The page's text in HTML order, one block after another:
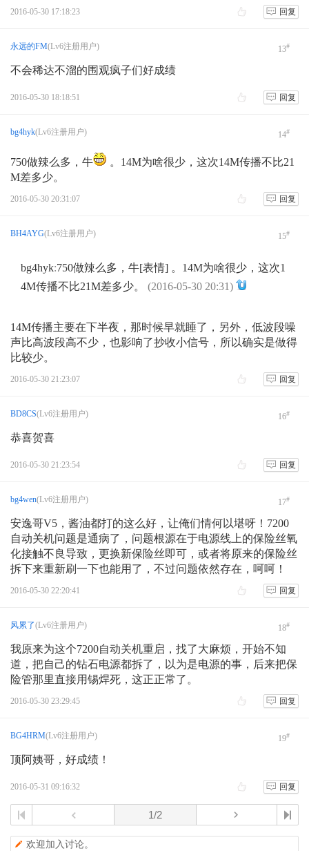
2016-05-30 17:18:23 回复
永远的FM(Lv6注册用户) 13#
不会稀达不溜的围观疯子们好成绩
2016-05-30 18:18:51 回复
bg4hyk(Lv6注册用户) 14#
750做辣么多，牛
。14M为啥很少，这次14M传播不比21
M差多少。
2016-05-30 20:31:07 回复
BH4AYG(Lv6注册用户) 15#
bg4hyk:750做辣么多，牛[表情] 。14M为啥很少，这次1
4M传播不比21M差多少。
(2016-05-30 20:31)
14M传播主要在下半夜，那时候早就睡了，另外，低波段噪
声比高波段高不少，也影响了抄收小信号，所以确实是做得
比较少。
2016-05-30 21:23:07 回复
BD8CS(Lv6注册用户) 16#
恭喜贺喜
2016-05-30 21:23:54 回复
bg4wen(Lv6注册用户) 17#
安逸哥V5，酱油都打的这么好，让俺们情何以堪呀！7200
自动关机问题是通病了，问题根源在于电源线上的保险丝氧
化接触不良导致，更换新保险丝即可，或者将原来的保险丝
拆下来重新刷一下也能用了，不过问题依然存在，呵呵！
2016-05-30 22:20:41 回复
风累了(Lv6注册用户) 18#
我原来为这个7200自动关机重启，找了大麻烦，开始不知
道，把自己的钻石电源都拆了，以为是电源的事，后来把保
险管那里直接用锡焊死，这正正常了。
2016-05-30 23:29:45 回复
BG4HRM(Lv6注册用户) 19#
顶阿姨哥，好成绩！
2016-05-31 09:16:32 回复
欢迎加入讨论。